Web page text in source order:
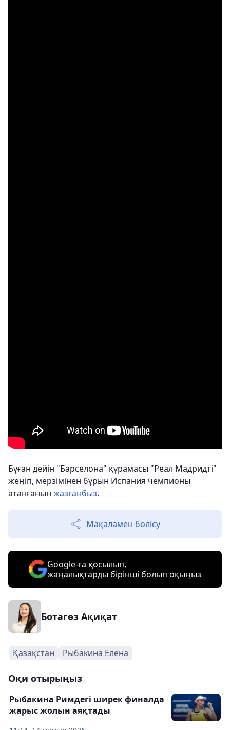
Бұған дейін "Барселона" құрамасы "Реал Мадридті"
жеңіп, мерзімінен бұрын Испания чемпионы
атанғанын жазғанбыз.
Мақаламен бөлісу
Google-ға қосылып,
жаңалықтарды бірінші болып оқыңыз
Ботагөз Ақиқат
Қазақстан Рыбакина Елена
Оқи отырыңыз
Рыбакина Римдегі ширек финалда
жарыс жолын аяқтады